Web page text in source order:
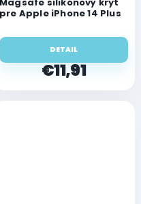
pre Apple iPhone 14 Plus
€11,91
DETAIL